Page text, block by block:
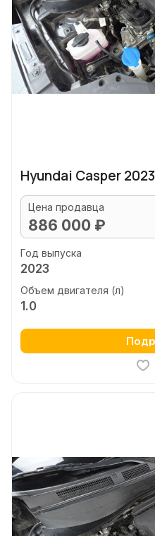
Hyundai Casper 2023
Цена продавца
886 000 ₽
Год выпуска
2023
Объем двигателя (л)
1.0